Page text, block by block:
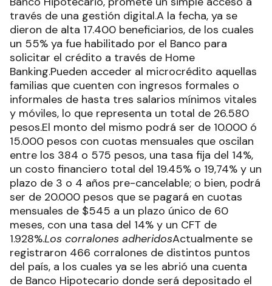
través de una gestión digital.A la fecha, ya se
dieron de alta 17.400 beneficiarios, de los cuales
un 55% ya fue habilitado por el Banco para
solicitar el crédito a través de Home
Banking.Pueden acceder al microcrédito aquellas
familias que cuenten con ingresos formales o
informales de hasta tres salarios mínimos vitales
y móviles, lo que representa un total de 26.580
pesos.El monto del mismo podrá ser de 10.000 ó
15.000 pesos con cuotas mensuales que oscilan
entre los 384 o 575 pesos, una tasa fija del 14%,
un costo financiero total del 19.45% o 19,74% y un
plazo de 3 o 4 años pre-cancelable; o bien, podrá
ser de 20.000 pesos que se pagará en cuotas
mensuales de $545 a un plazo único de 60
meses, con una tasa del 14% y un CFT de
1.928%.Los corralones adheridosActualmente se
registraron 466 corralones de distintos puntos
del país, a los cuales ya se les abrió una cuenta
de Banco Hipotecario donde será depositado el